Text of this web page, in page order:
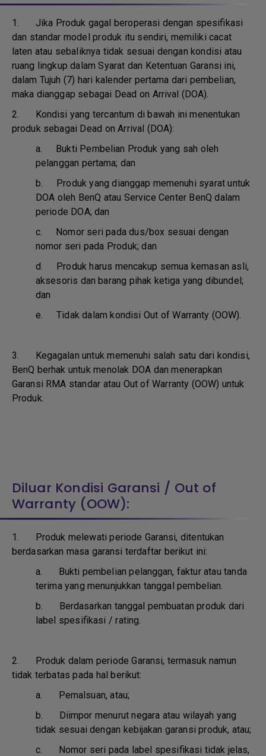
1. Jika Produk gagal beroperasi dengan spesifikasi
dan standar model produk itu sendiri, memiliki cacat
laten atau sebaliknya tidak sesuai dengan kondisi atau
ruang lingkup dalam Syarat dan Ketentuan Garansi ini,
dalam Tujuh (7) hari kalender pertama dari pembelian,
maka dianggap sebagai Dead on Arrival (DOA).
2. Kondisi yang tercantum di bawah ini menentukan
produk sebagai Dead on Arrival (DOA):
a. Bukti Pembelian Produk yang sah oleh
pelanggan pertama; dan
b. Produk yang dianggap memenuhi syarat untuk
DOA oleh BenQ atau Service Center BenQ dalam
periode DOA; dan
c. Nomor seri pada dus/box sesuai dengan
nomor seri pada Produk; dan
d. Produk harus mencakup semua kemasan asli,
aksesoris dan barang pihak ketiga yang dibundel;
dan
e.Tidak dalam kondisi Out of Warranty (OOW).
3. Kegagalan untuk memenuhi salah satu dari kondisi,
BenQ berhak untuk menolak DOA dan menerapkan
Garansi RMA standar atau Out of Warranty (OOW) untuk
Produk.
Diluar Kondisi Garansi / Out of
Warranty (OOW):
1. Produk melewati periode Garansi, ditentukan
berdasarkan masa garansi terdaftar berikut ini:
a. Bukti pembelian pelanggan, faktur atau tanda
terima yang menunjukkan tanggal pembelian.
b. Berdasarkan tanggal pembuatan produk dari
label spesifikasi / rating.
2. Produk dalam periode Garansi, termasuk namun
tidak terbatas pada hal berikut:
a. Pemalsuan, atau;
b. Diimpor menurut negara atau wilayah yang
tidak sesuai dengan kebijakan garansi produk, atau;
c. Nomor seri pada label spesifikasi tidak jelas,